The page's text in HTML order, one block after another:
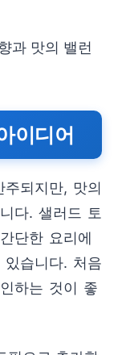
과 맛의 밸런
이디어
되지만, 맛의
다. 샐러드 토
단한 요리에
습니다. 처음
하는 것이 좋